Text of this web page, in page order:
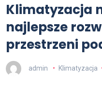
Klimatyzacja
najlepsze
przestrzeni
admin Klimatyzacja